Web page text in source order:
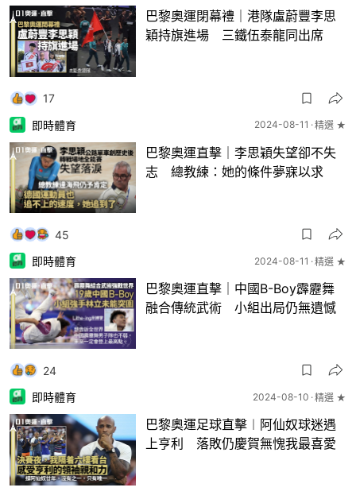
巴黎奧運閉幕禮｜港隊盧蔚豐李思
穎持旗進場 三鐵伍泰龍同出席
17
即時體育
2024-08-11 精選 ★
巴黎奧運直擊｜李思穎失望卻不失
志 總教練：她的條件夢寐以求
45
即時體育
2024-08-11 精選 ★
巴黎奧運直擊｜中國B-Boy霹靂舞
融合傳統武術 小組出局仍無遺憾
24
即時體育
2024-08-10 精選 ★
巴黎奧運足球直擊︱阿仙奴球迷遇
上亨利 落敗仍慶賀無愧我最喜愛